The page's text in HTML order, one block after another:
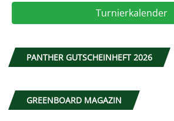
Turnierkalender
PANTHER GUTSCHEINHEFT 2026
GREENBOARD MAGAZIN